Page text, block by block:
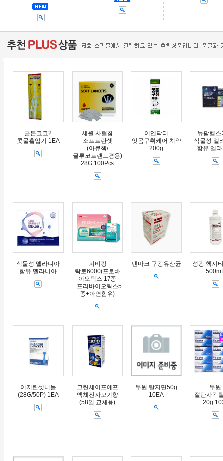
골든코코2
콧물흡입기 1EA
세원 사혈침
소프트란셋
(아큐첵/
글루코트랜드겸용)
28G 100Pcs
이엔닥터
잇몸구취케어 치약
200g
뉴팜헬스
식물성 멜
함유 멜
식물성 멜라니아
함유 멜라니아
피비킹
락토6000(프로바
이오틱스 17종
+프리바이오틱스5
종+아연함유)
덴마크 구강유산균
성광 헥시
이지란셋니들
(28G/50P) 1EA
그린세이프에프
액체전자모기향
(58일 교체용)
두원 탈지면50g
10EA
두원
절단사각
20g 10